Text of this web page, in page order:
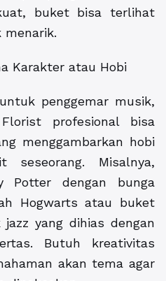
buket bisa terlihat
menarik.
Karakter atau Hobi
penggemar musik,
profesional bisa
menggambarkan hobi
seseorang. Misalnya,
Potter dengan bunga
Hogwarts atau buket
yang dihias dengan
Butuh kreativitas
akan tema agar